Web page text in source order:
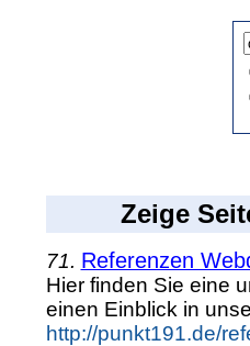
Zeige
71. Referenzen
Hier finden Sie eine
einen Einblick in
http://punkt191.de/